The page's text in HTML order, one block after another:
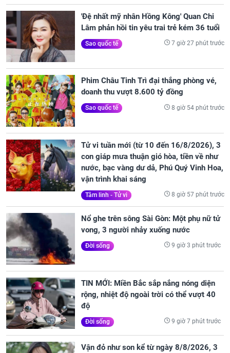
'Đệ nhất mỹ nhân Hồng Kông' Quan Chi
Lâm phản hồi tin yêu trai trẻ kém 36 tuổi
Sao quốc tế 7 giờ 27 phút trước
Phim Châu Tinh Trì đại thắng phòng vé,
doanh thu vượt 8.600 tỷ đồng
Sao quốc tế 8 giờ 54 phút trước
Tử vi tuần mới (từ 10 đến 16/8/2026), 3
con giáp mưa thuận gió hòa, tiền về như
nước, bạc vàng dư dả, Phú Quý Vinh Hoa,
vận trình khai sáng
Tâm linh - Tử vi 8 giờ 57 phút trước
Nổ ghe trên sông Sài Gòn: Một phụ nữ tử
vong, 3 người nhảy xuống nước
Đời sống 9 giờ 3 phút trước
TIN MỚI: Miền Bắc sắp nắng nóng diện
rộng, nhiệt độ ngoài trời có thể vượt 40
độ
Đời sống 9 giờ 7 phút trước
Vận đỏ như son kể từ ngày 8/8/2026, 3